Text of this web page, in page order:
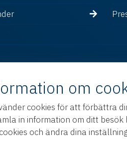
om
cookies för att förbättra
in information om ditt besök
och ändra dina